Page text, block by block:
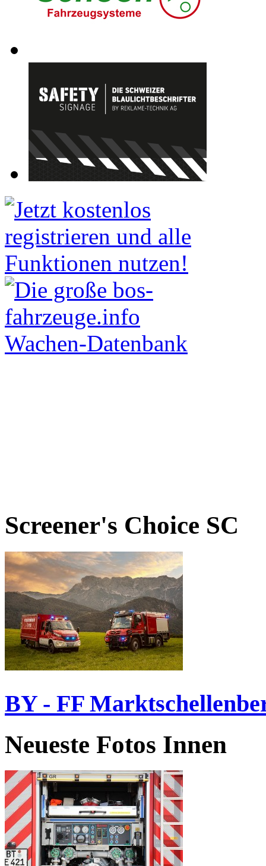
Screener's Choice SC
BY - FF
Neueste Fotos Innen